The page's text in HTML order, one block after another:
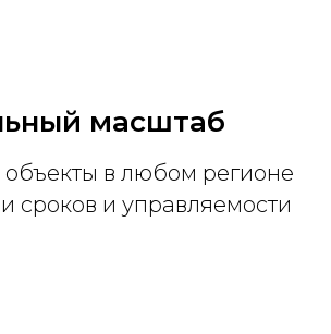
масштаб
в любом регионе
сроков и управляемости